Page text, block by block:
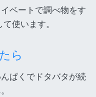
ベートで調べ物をす
使います。
ら
ぱくでドタバタが続